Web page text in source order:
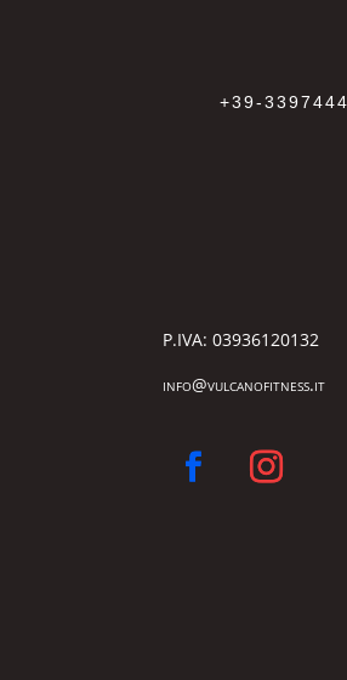
+39-
P.IVA: 03936120132
info@vulcanofitness.it